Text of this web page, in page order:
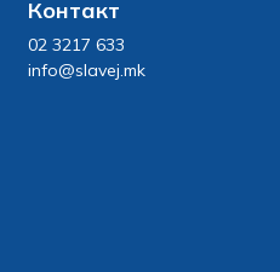
Контакт
02 3217 633
info@slavej.mk